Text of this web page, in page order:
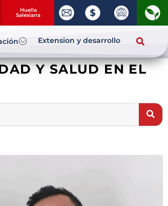
Huella
Salesiana
Extension y desarrollo
Y SALUD EN EL